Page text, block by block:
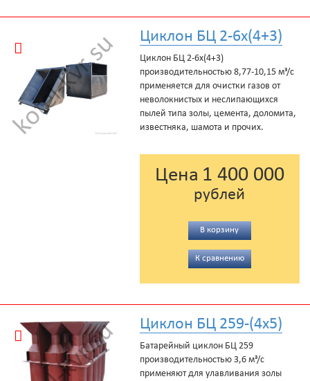
Циклон БЦ 2-6х(4+3)
Циклон БЦ 2-6х(4+3)
производительностью 8,77-10,15 м³/с
применяется для очистки газов от
неволокнистых и неслипающихся
пылей типа золы, цемента, доломита,
известняка, шамота и прочих.
Цена 1 400 000
рублей
В корзину
К сравнению
Циклон БЦ 259-(4x5)
Батарейный циклон БЦ 259
производительностью 3,6 м³/с
применяют для улавливания золы